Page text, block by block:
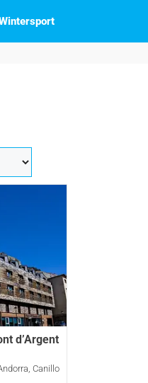
d’Argent
, Canillo